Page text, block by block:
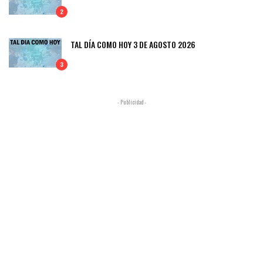
2
3
TAL DÍA COMO HOY 3 DE AGOSTO 2026
- Publicidad -